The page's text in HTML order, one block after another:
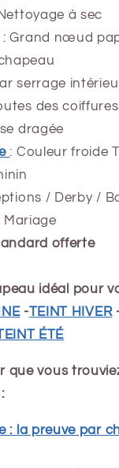
à sec
: Grand nœud
serrage
des coiffures
dragée
: Couleur froide
/ Derby /
offerte
idéal pour
-TEINT HIVER
ÉTÉ
que vous
: la preuve par